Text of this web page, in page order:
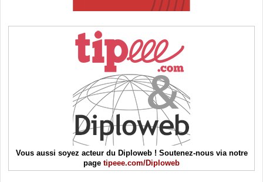
Vous aussi soyez acteur du Diploweb ! Soutenez-nous via notre
page tipeee.com/Diploweb